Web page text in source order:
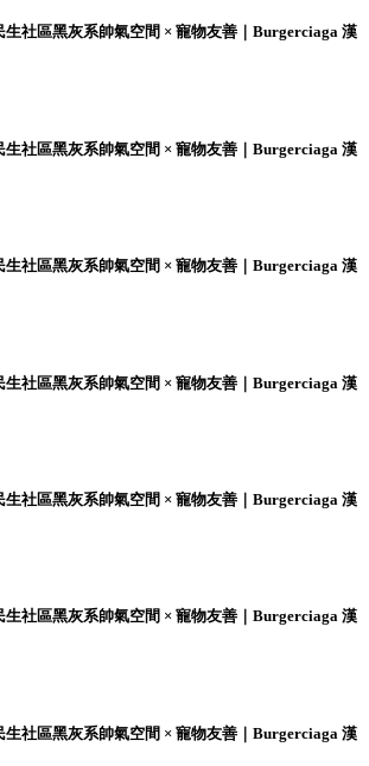
生社區黑灰系帥氣空間 × 寵物友善｜Burgerciaga 漢
生社區黑灰系帥氣空間 × 寵物友善｜Burgerciaga 漢
生社區黑灰系帥氣空間 × 寵物友善｜Burgerciaga 漢
生社區黑灰系帥氣空間 × 寵物友善｜Burgerciaga 漢
生社區黑灰系帥氣空間 × 寵物友善｜Burgerciaga 漢
生社區黑灰系帥氣空間 × 寵物友善｜Burgerciaga 漢
生社區黑灰系帥氣空間 × 寵物友善｜Burgerciaga 漢